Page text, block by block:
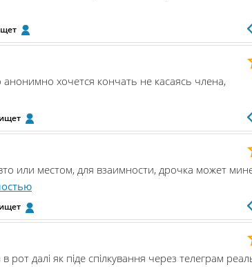
хочется кончать не касаясь члена,
ищет
или местом, для взаимности, дрочка может
ищет
далі як піде спілкування через телеграм